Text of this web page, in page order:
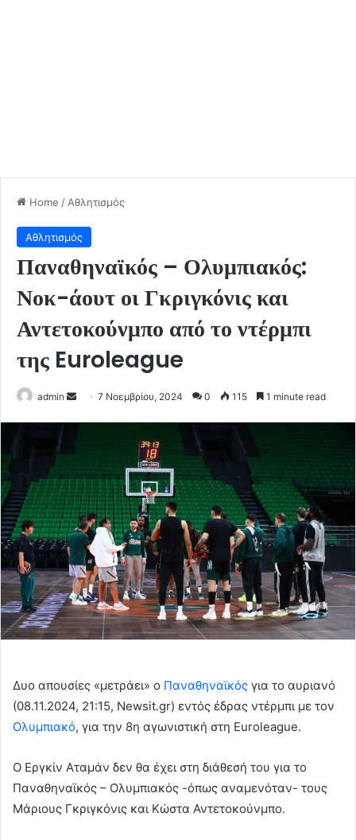
Home / Αθλητισμός
Αθλητισμός
Παναθηναϊκός – Ολυμπιακός:
Νοκ-άουτ οι Γκριγκόνις και
Αντετοκούνμπο από το ντέρμπι
της Euroleague
admin
Send7 Νοεμβρίου, 2024 0 115 1 minute read
Δυο απουσίες «μετράει» ο Παναθηναϊκός για το αυριανό
(08.11.2024, 21:15, Newsit.gr) εντός έδρας ντέρμπι με τον
Ολυμπιακό, για την 8η αγωνιστική στη Euroleague.
Ο Εργκίν Αταμάν δεν θα έχει στη διάθεσή του για το
Παναθηναϊκός – Ολυμπιακός -όπως αναμενόταν- τους
Μάριους Γκριγκόνις και Κώστα Αντετοκούνμπο.